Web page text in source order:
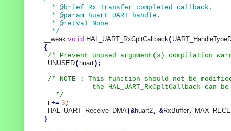
* @brief Rx Transfer completed callback.
* @param huart UART handle.
* @retval None
*/
__weak void HAL_UART_RxCpltCallback (
{
/* Prevent unused argument(s) compilation
UNUSED( huart);
/* NOTE : This function should not be
the HAL_UART_RxCpltCallback can be
*/
i += 3 ;
HAL_UART_Receive_DMA(&huart2, &RxBuffer,
}